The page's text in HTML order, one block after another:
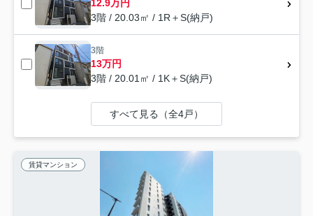
12.9万円
3階 / 20.03㎡ / 1R＋S(納戸)
3階
13万円
3階 / 20.01㎡ / 1K＋S(納戸)
すべて見る（全4戸）
賃貸マンション